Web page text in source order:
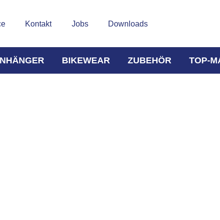
Kontakt Jobs Downloads
BIKEWEAR ZUBEHÖR TOP-